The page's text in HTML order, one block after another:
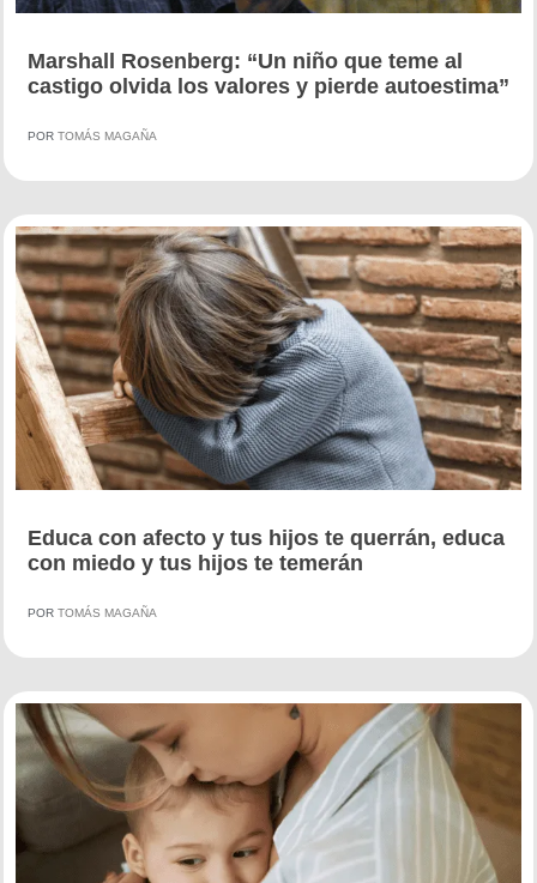
Marshall Rosenberg: “Un niño que teme al
castigo olvida los valores y pierde autoestima”
POR TOMÁS MAGAÑA
Educa con afecto y tus hijos te querrán, educa
con miedo y tus hijos te temerán
POR TOMÁS MAGAÑA